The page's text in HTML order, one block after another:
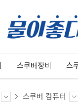
스쿠버장비 스
스쿠버 컴퓨터